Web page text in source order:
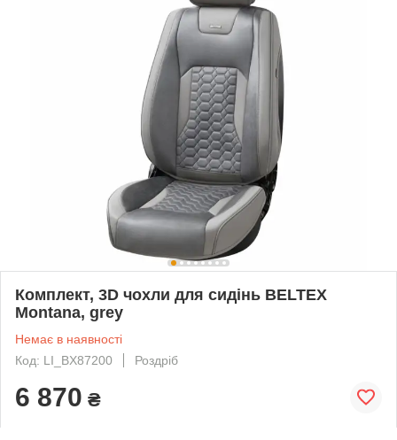
Комплект, 3D чохли для сидінь BELTEX
Montana, grey
Немає в наявності
Код: LI_BX87200
Роздріб
6 870 ₴